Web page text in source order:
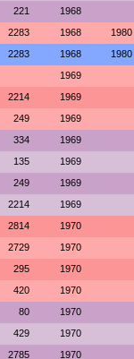
221 1968
2283 1968 1980
2283 1968 1980
1969
2214 1969
249 1969
334 1969
135 1969
249 1969
2214 1969
2814 1970
2729 1970
295 1970
420 1970
80 1970
429 1970
2785 1970